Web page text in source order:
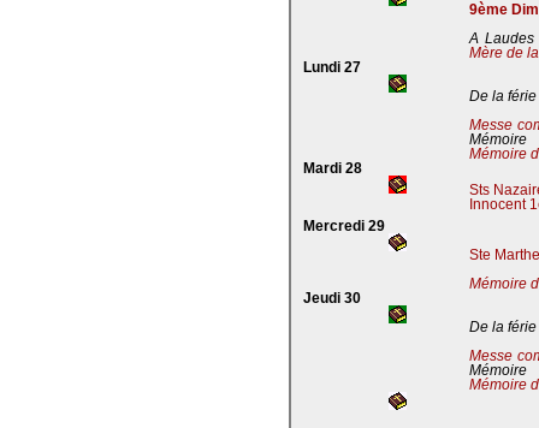
9ème
A
Mère de
Lundi 27
De la férie
Messe
Mémoire
Mémoire
Mardi 28
Sts
Innocent
Mercredi 29
Ste
Mémoire
Jeudi 30
De la férie
Messe
Mémoire
Mémoire